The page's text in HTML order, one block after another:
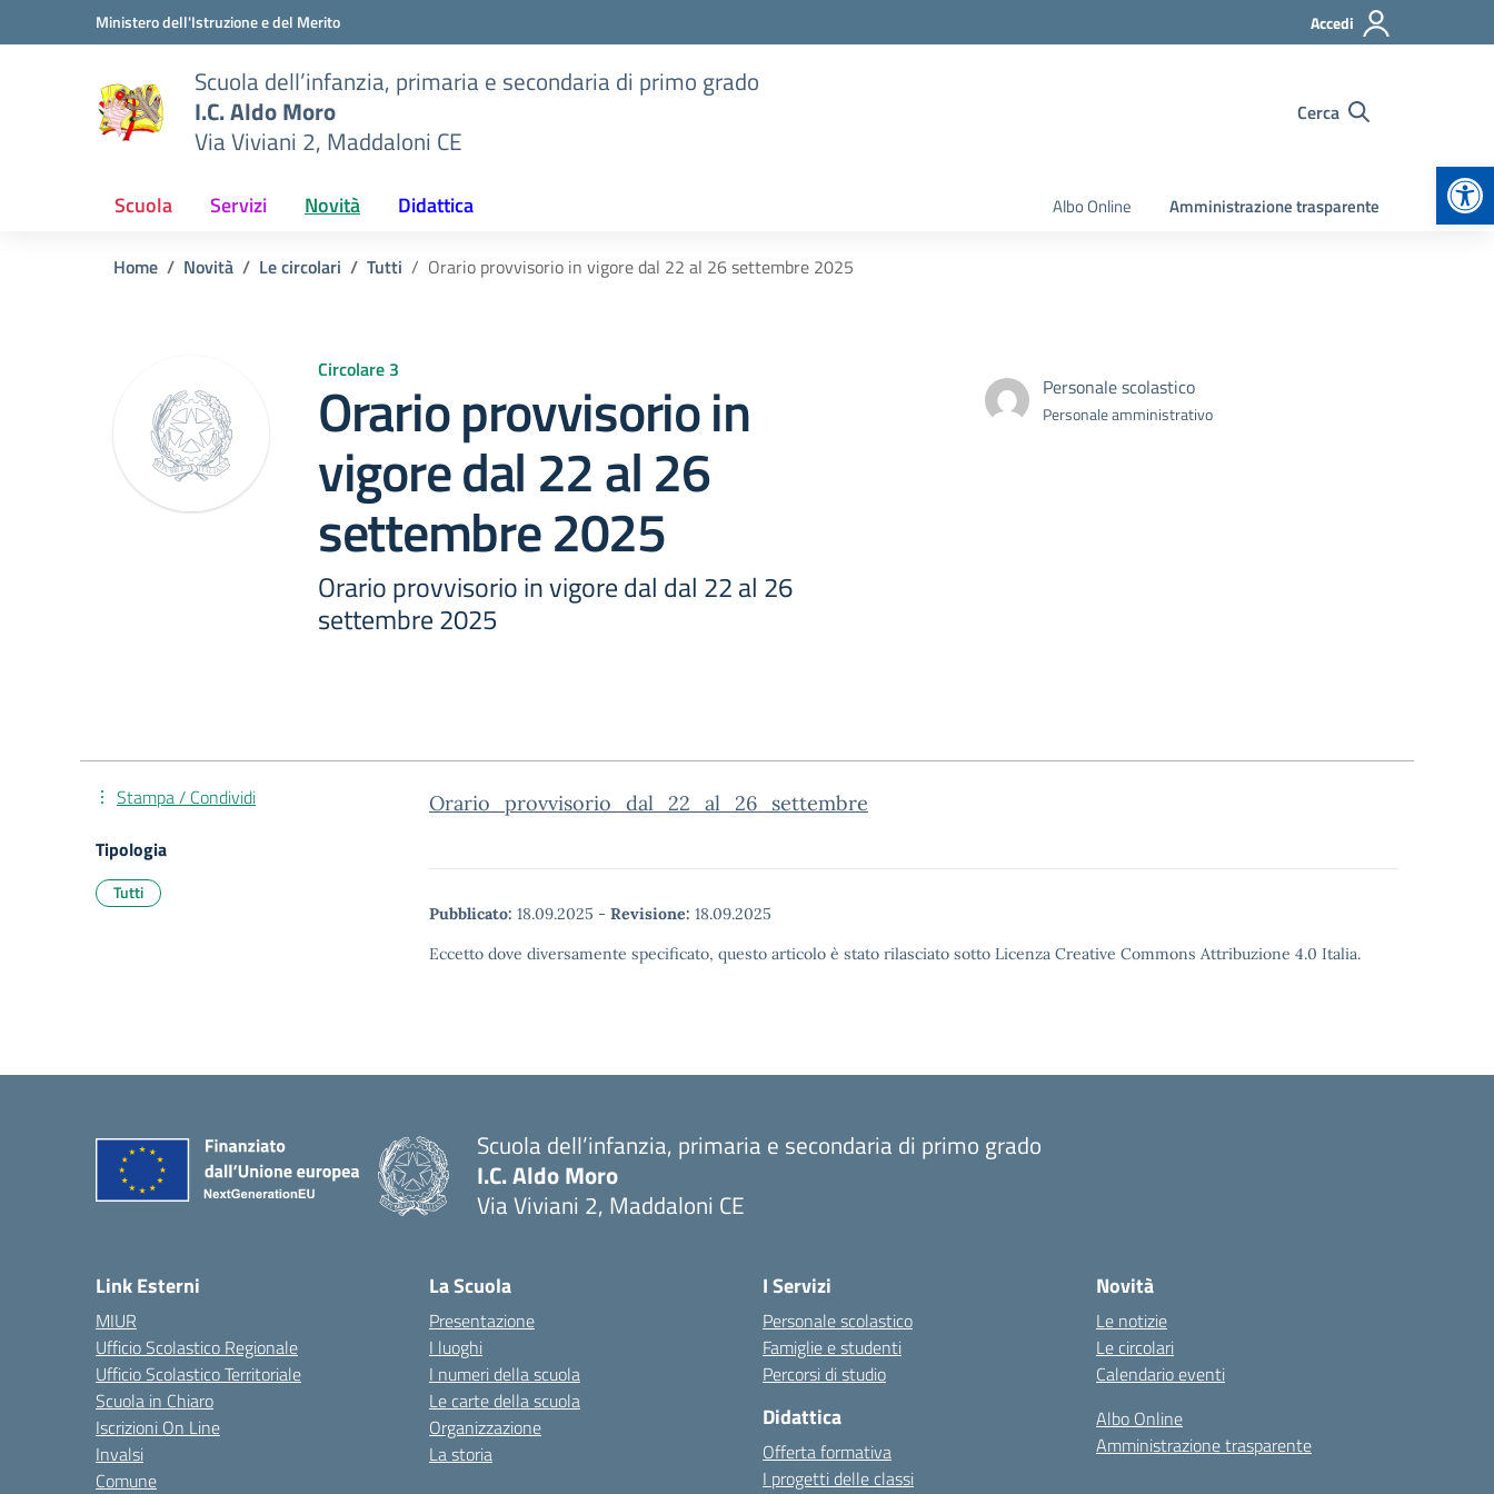
Vai ai contenuti
Vai al menu di navigazioneMinistero dell'Istruzione e del Merito Accedi
Scuola dell’infanzia, primaria e secondaria di primo grado
I.C. Aldo Moro
Via Viviani 2, Maddaloni CE
Cerca
Scuola Servizi Novità Didattica Albo Online Amministrazione trasparente
Home Novità Le circolari Tutti Orario provvisorio in vigore dal 22 al 26 settembre 2025
Circolare 3
Orario provvisorio in
vigore dal 22 al 26
settembre 2025
Orario provvisorio in vigore dal dal 22 al 26
settembre 2025
Personale scolastico
Personale amministrativo
Orario_provvisorio_dal_22_al_26_settembre
Pubblicato: 18.09.2025 - Revisione: 18.09.2025
Eccetto dove diversamente specificato, questo articolo è stato rilasciato sotto Licenza Creative Commons Attribuzione 4.0 Italia.
Stampa / Condividi
Tipologia
Tutti
Scuola dell’infanzia, primaria e secondaria di primo grado
I.C. Aldo Moro
Via Viviani 2, Maddaloni CE
Link Esterni
MIUR
Ufficio Scolastico Regionale
Ufficio Scolastico Territoriale
Scuola in Chiaro
Iscrizioni On Line
Invalsi
Comune
La Scuola
Presentazione
I luoghi
I numeri della scuola
Le carte della scuola
Organizzazione
La storia
I Servizi
Personale scolastico
Famiglie e studenti
Percorsi di studio
Didattica
Offerta formativa
I progetti delle classi
Novità
Le notizie
Le circolari
Calendario eventi
Albo Online
Amministrazione trasparente